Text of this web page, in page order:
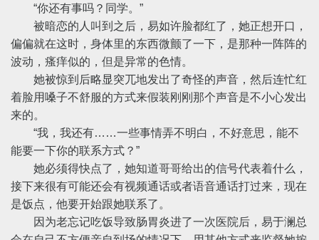
“你还有事吗？同学。”
被暗恋的人叫到之后，易如许脸都红了，她正想开口，
偏偏就在这时，身体里的东西微颤了一下，是那种一阵阵的
波动，瘙痒似的，但是异常的色情。
她被惊到后略显突兀地发出了奇怪的声音，然后连忙红
着脸用嗓子不舒服的方式来假装刚刚那个声音是不小心发出
来的。
“我，我还有……一些事情弄不明白，不好意思，能不
能要一下你的联系方式？”
她必须得快点了，她知道哥哥给出的信号代表着什么，
接下来很有可能还会有视频通话或者语音通话打过来，现在
是饭点，他要开始跟她联系了。
因为老忘记吃饭导致肠胃炎进了一次医院后，易于澜总